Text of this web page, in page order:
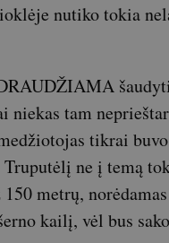
nutiko tokia
tam
tikrai
ne į temą
metrų,
kailį, vėl bus